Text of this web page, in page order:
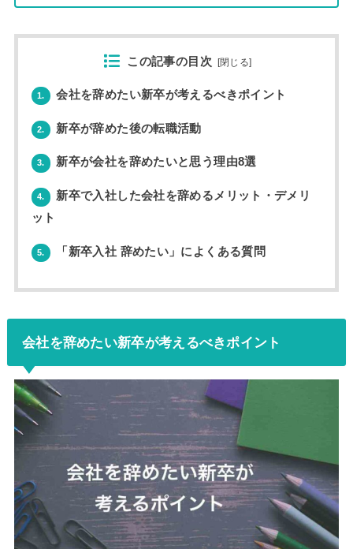
この記事の目次 [閉じる]
1. 会社を辞めたい新卒が考えるべきポイント
2. 新卒が辞めた後の転職活動
3. 新卒が会社を辞めたいと思う理由8選
4.
新卒で入社した会社を辞めるメリット・デメリ
ット
5. 「新卒入社 辞めたい」によくある質問
会社を辞めたい新卒が考えるべきポイント